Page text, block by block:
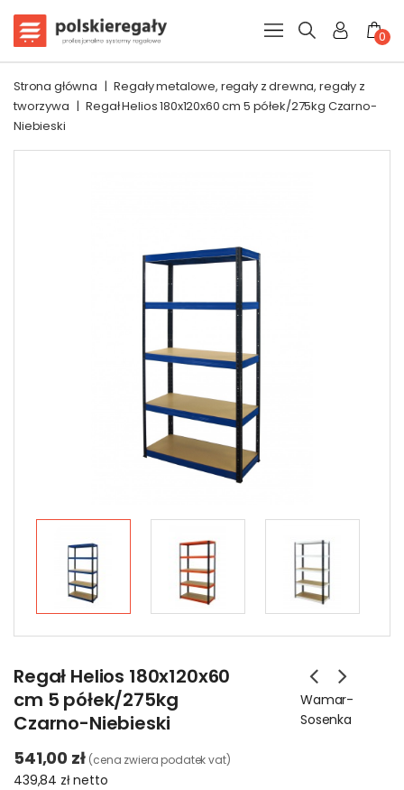
0
Strona główna | Regały metalowe, regały z drewna, regały z
tworzywa | Regał Helios 180x120x60 cm 5 półek/275kg Czarno-
Niebieski
Regał Helios 180x120x60
cm 5 półek/275kg
Czarno-Niebieski
Wamar-
Sosenka
541,00 zł (cena zwiera podatek vat)
439,84 złnetto